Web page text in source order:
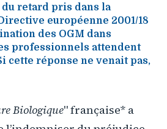
du retard pris dans la
européenne 2001/18
des OGM dans
professionnels attendent
cette réponse ne venait pas,
Biologique" française* a